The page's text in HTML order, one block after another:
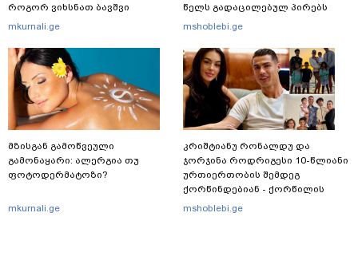
როგორ ვიხსნათ ბავშვი
კრიტიკულ სიტუაციაში, პედიატრ
mkurnali.ge
მზისგან გამოწვეული
გამონაყარი: ალერგია თუ
ფოტოდერმატოზი?
mkurnali.ge
წელს გადაცილებულ პირებს
შეეხება
mshoblebi.ge
კრიშტიანუ რონალდუ და
ჯორჯინა როდრიგესი 10-წლიანი
ურთიერთობის შემდეგ
ქორწინდებიან - ქორწილის
პირველი დეტალები
mshoblebi.ge